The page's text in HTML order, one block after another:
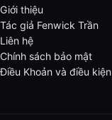
Giới thiệu
Tác giả Fenwick Trần
Liên hệ
Chính sách bảo mật
Điều Khoản và điều kiện